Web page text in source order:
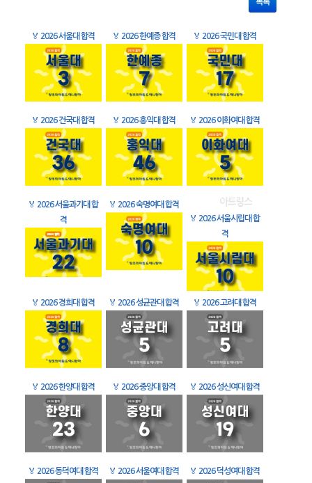
🏅 2026 서울대 합격 🏅 2026 한예종 합격 🏅 2026 국민대 합격
🏅 2026 건국대 합격 🏅 2026 홍익대 합격 🏅 2026 이화여대 합격
🏅 2026 서울과기대 합
격
🏅 2026 숙명여대 합격
🏅 2026 서울시립대 합
격
🏅 2026 경희대 합격 🏅 2026 성균관대 합격 🏅 2026 고려대 합격
🏅 2026 한양대 합격 🏅 2026 중앙대 합격 🏅 2026 성신여대 합격
🏅 2026 동덕여대 합격 🏅 2026 서울여대 합격 🏅 2026 덕성여대 합격